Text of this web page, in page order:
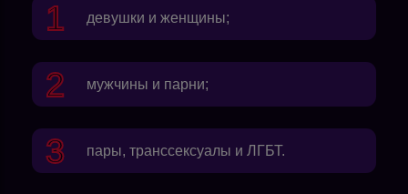
девушки и женщины;
мужчины и парни;
пары, транссексуалы и ЛГБТ.